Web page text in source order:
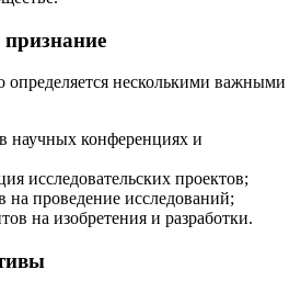
определяется несколькими важными
научных конференциях и
исследовательских проектов;
на проведение исследований;
на изобретения и разработки.